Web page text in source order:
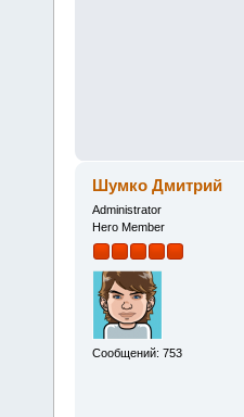
Шумко Дмитрий
Administrator
Hero Member
Сообщений: 753